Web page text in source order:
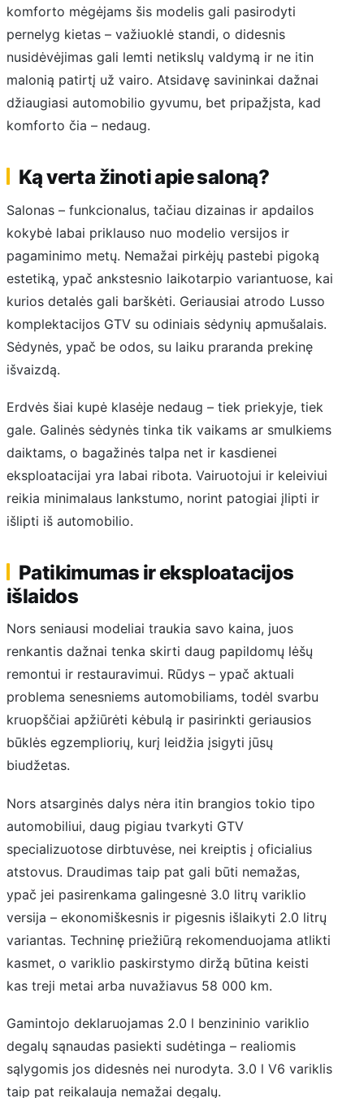
komforto mėgėjams šis modelis gali pasirodyti
pernelyg kietas – važiuoklė standi, o didesnis
nusidėvėjimas gali lemti netikslų valdymą ir ne itin
malonią patirtį už vairo. Atsidavę savininkai dažnai
džiaugiasi automobilio gyvumu, bet pripažįsta, kad
komforto čia – nedaug.
Ką verta žinoti apie saloną?
Salonas – funkcionalus, tačiau dizainas ir apdailos
kokybė labai priklauso nuo modelio versijos ir
pagaminimo metų. Nemažai pirkėjų pastebi pigoką
estetiką, ypač ankstesnio laikotarpio variantuose, kai
kurios detalės gali barškėti. Geriausiai atrodo Lusso
komplektacijos GTV su odiniais sėdynių apmušalais.
Sėdynės, ypač be odos, su laiku praranda prekinę
išvaizdą.
Erdvės šiai kupė klasėje nedaug – tiek priekyje, tiek
gale. Galinės sėdynės tinka tik vaikams ar smulkiems
daiktams, o bagažinės talpa net ir kasdienei
eksploatacijai yra labai ribota. Vairuotojui ir keleiviui
reikia minimalaus lankstumo, norint patogiai įlipti ir
išlipti iš automobilio.
Patikimumas ir eksploatacijos
išlaidos
Nors seniausi modeliai traukia savo kaina, juos
renkantis dažnai tenka skirti daug papildomų lėšų
remontui ir restauravimui. Rūdys – ypač aktuali
problema senesniems automobiliams, todėl svarbu
kruopščiai apžiūrėti kėbulą ir pasirinkti geriausios
būklės egzempliorių, kurį leidžia įsigyti jūsų
biudžetas.
Nors atsarginės dalys nėra itin brangios tokio tipo
automobiliui, daug pigiau tvarkyti GTV
specializuotose dirbtuvėse, nei kreiptis į oficialius
atstovus. Draudimas taip pat gali būti nemažas,
ypač jei pasirenkama galingesnė 3.0 litrų variklio
versija – ekonomiškesnis ir pigesnis išlaikyti 2.0 litrų
variantas. Techninę priežiūrą rekomenduojama atlikti
kasmet, o variklio paskirstymo diržą būtina keisti
kas treji metai arba nuvažiavus 58 000 km.
Gamintojo deklaruojamas 2.0 l benzininio variklio
degalų sąnaudas pasiekti sudėtinga – realiomis
sąlygomis jos didesnės nei nurodyta. 3.0 l V6 variklis
taip pat reikalauja nemažai degalų.